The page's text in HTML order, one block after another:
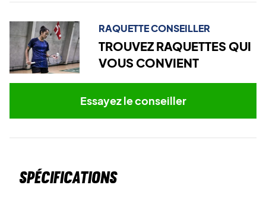
RAQUETTE CONSEILLER
TROUVEZ RAQUETTES QUI
VOUS CONVIENT
Essayez le conseiller
Spécifications